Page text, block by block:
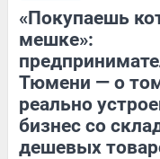
«Покупаешь
мешке»:
Тюмени — о
реально
бизнес со
дешевых